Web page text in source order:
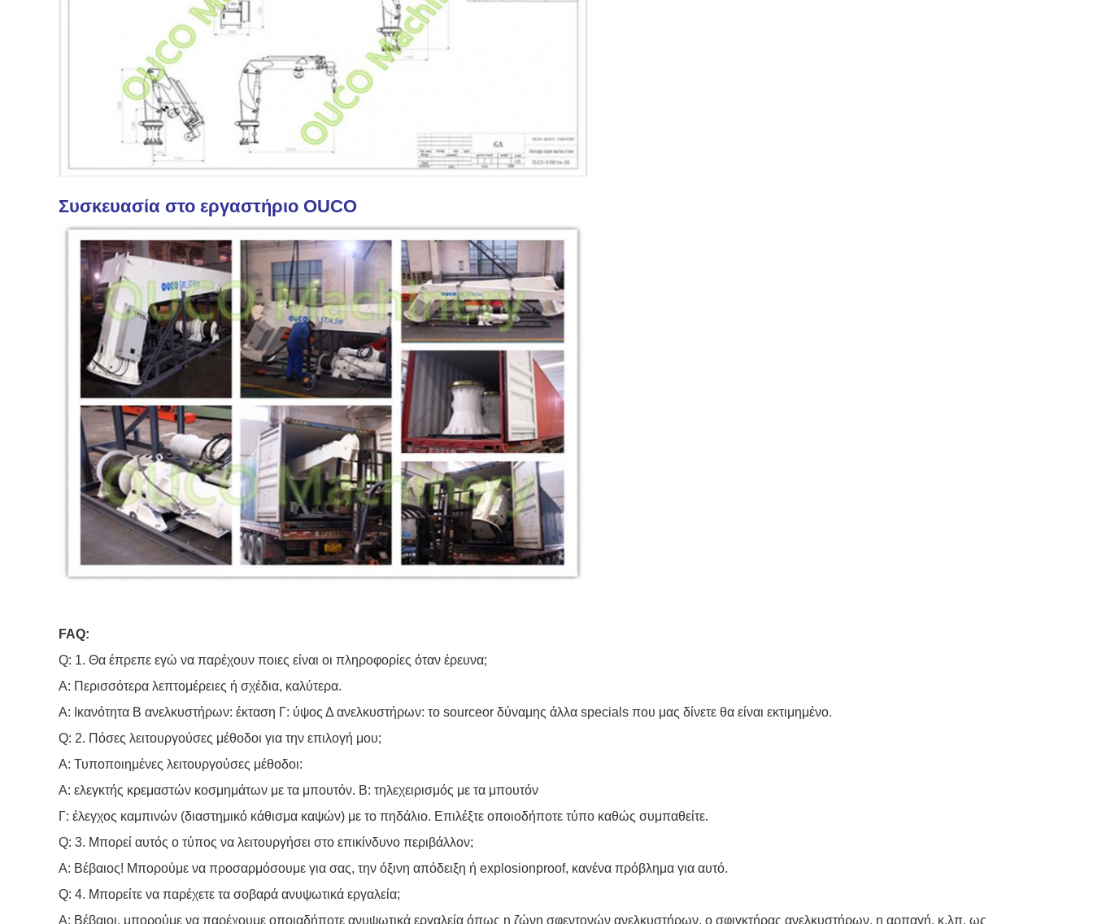
Συσκευασία στο εργαστήριο OUCO
FAQ:
Q: 1. Θα έπρεπε εγώ να παρέχουν ποιες είναι οι πληροφορίες όταν έρευνα;
Α: Περισσότερα λεπτομέρειες ή σχέδια, καλύτερα.
Α: Ικανότητα Β ανελκυστήρων: έκταση Γ: ύψος Δ ανελκυστήρων: το sourceor δύναμης άλλα specials που μας δίνετε θα είναι εκτιμημένο.
Q: 2. Πόσες λειτουργούσες μέθοδοι για την επιλογή μου;
Α: Τυποποιημένες λειτουργούσες μέθοδοι:
Α: ελεγκτής κρεμαστών κοσμημάτων με τα μπουτόν. Β: τηλεχειρισμός με τα μπουτόν
Γ: έλεγχος καμπινών (διαστημικό κάθισμα καψών) με το πηδάλιο. Επιλέξτε οποιοδήποτε τύπο καθώς συμπαθείτε.
Q: 3. Μπορεί αυτός ο τύπος να λειτουργήσει στο επικίνδυνο περιβάλλον;
Α: Βέβαιος! Μπορούμε να προσαρμόσουμε για σας, την όξινη απόδειξη ή explosionproof, κανένα πρόβλημα για αυτό.
Q: 4. Μπορείτε να παρέχετε τα σοβαρά ανυψωτικά εργαλεία;
Α: Βέβαιοι, μπορούμε να παρέχουμε οποιαδήποτε ανυψωτικά εργαλεία όπως η ζώνη σφεντονών ανελκυστήρων, ο σφιγκτήρας ανελκυστήρων, η αρπαγή, κ.λπ. ως